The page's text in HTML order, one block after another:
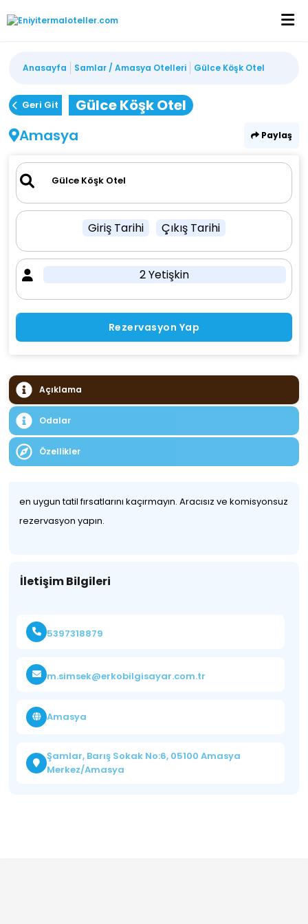
Anasayfa Samlar / Amasya Otelleri Gülce Köşk Otel
Geri Git
Gülce Köşk Otel
Amasya
Paylaş
Giriş Tarihi Çıkış Tarihi
2 Yetişkin
Rezervasyon Yap
Açıklama
Odalar
Özellikler
en uygun tatil fırsatlarını kaçırmayın. Aracısız ve komisyonsuz
rezervasyon yapın.
İletişim Bilgileri
5397318879
m.simsek@erkobilgisayar.com.tr
Amasya
Şamlar, Barış Sokak No:6, 05100 Amasya
Merkez/Amasya